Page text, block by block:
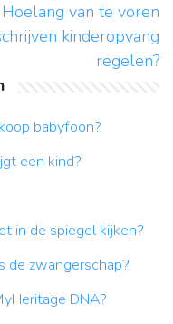
Hoelang van te voren
kinderopvang
regelen?
babyfoon?
een kind?
in de spiegel kijken?
de zwangerschap?
DNA?